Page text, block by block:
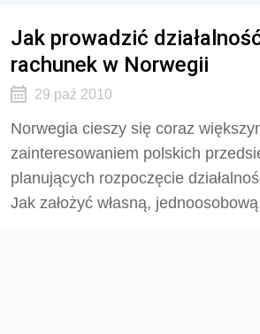
Jak prowadzić
rachunek w Norwegii
29 paź 2010
Norwegia cieszy się coraz
zainteresowaniem polskich
planujących rozpoczęcie
Jak założyć własną,